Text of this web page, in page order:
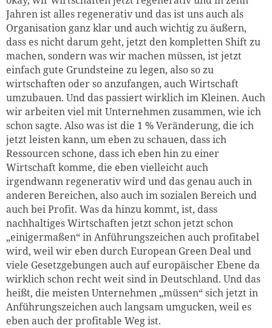
Jahren ist alles regenerativ und das ist uns auch als
Organisation ganz klar und auch wichtig zu äußern,
dass es nicht darum geht, jetzt den kompletten Shift zu
machen, sondern was wir machen müssen, ist jetzt
einfach gute Grundsteine zu legen, also so zu
wirtschaften oder so anzufangen, auch Wirtschaft
umzubauen. Und das passiert wirklich im Kleinen. Auch
wir arbeiten viel mit Unternehmen zusammen, wie ich
schon sagte. Also was ist die 1 % Veränderung, die ich
jetzt leisten kann, um eben zu schauen, dass ich
Ressourcen schone, dass ich eben hin zu einer
Wirtschaft komme, die eben vielleicht auch
irgendwann regenerativ wird und das genau auch in
anderen Bereichen, also auch im sozialen Bereich und
auch bei Profit. Was da hinzu kommt, ist, dass
nachhaltiges Wirtschaften jetzt schon jetzt schon
„einigermaßen“ in Anführungszeichen auch profitabel
wird, weil wir eben durch European Green Deal und
viele Gesetzgebungen auch auf europäischer Ebene da
wirklich schon recht weit sind in Deutschland. Und das
heißt, die meisten Unternehmen „müssen“ sich jetzt in
Anführungszeichen auch langsam umgucken, weil es
eben auch der profitable Weg ist.